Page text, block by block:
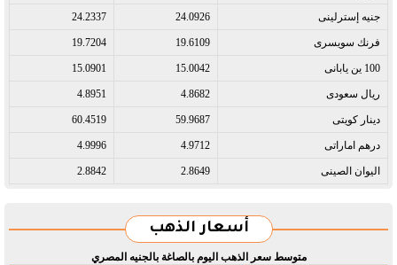
جنيه إسترلينى​ 24.0926
24.2337
فرنك سويسرى​ 19.6109
19.7204
100 ين يابانى​ 15.0042
15.0901
ريال سعودى​ 4.8682
4.8951
دينار كويتى​ 59.9687
60.4519
درهم اماراتى​ 4.9712
4.9996
اليوان الصينى​ 2.8649
2.8842
أسعار الذهب
متوسط سعر الذهب اليوم بالصاغة بالجنيه المصري